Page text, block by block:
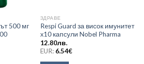
500 мг
ЗДРАВЕ
Respi Guard за висок имунитет
х10 капсули Nobel Pharma
12.80лв.
EUR: 6.54€